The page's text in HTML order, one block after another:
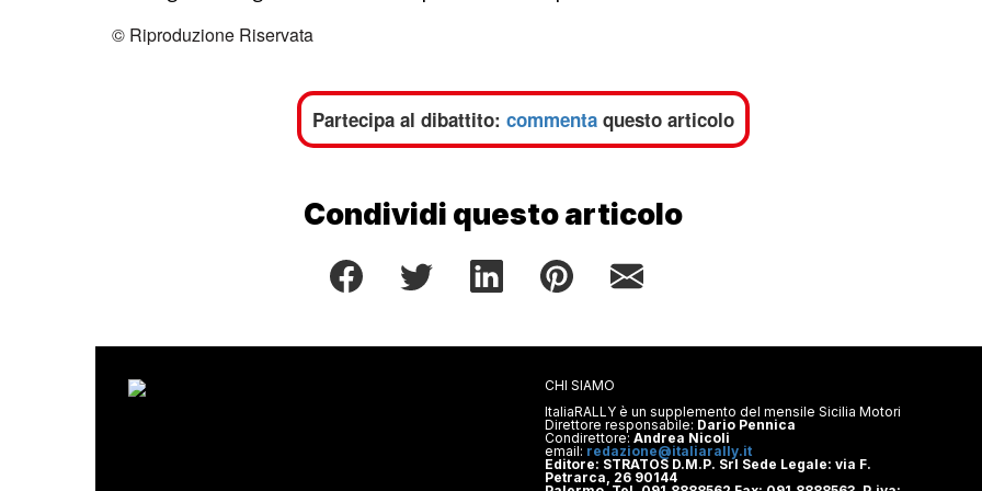
© Riproduzione Riservata
Partecipa al dibattito: commentaquesto articolo
Condividi questo articolo
CHI SIAMO
ItaliaRALLY è un supplemento del mensile Sicilia Motori
Direttore responsabile: Dario Pennica
Condirettore: Andrea Nicoli
email: redazione@italiarally.it
Editore: STRATOS D.M.P. Srl Sede Legale: via F.
Petrarca, 26 90144